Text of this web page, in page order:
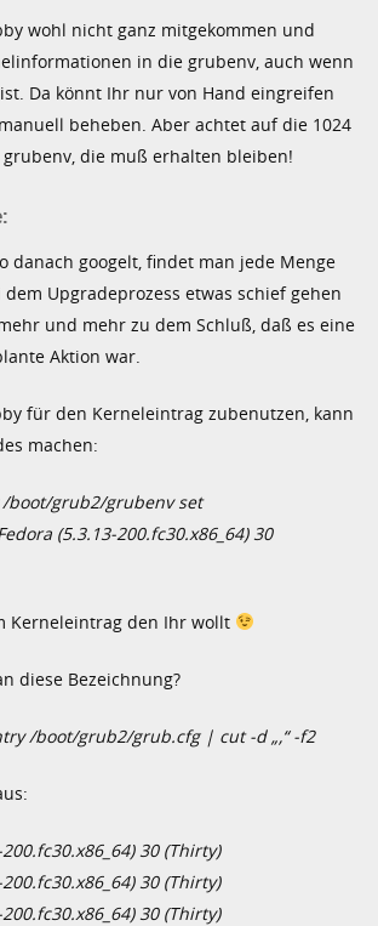
wohl nicht ganz mitgekommen und
in die grubenv, auch wenn
Da könnt Ihr nur von Hand eingreifen
beheben. Aber achtet auf die 1024
die muß erhalten bleiben!
danach googelt, findet man jede Menge
Upgradeprozess etwas schief gehen
und mehr zu dem Schluß, daß es eine
Aktion war.
für den Kerneleintrag zubenutzen, kann
machen:
boot/grub2/grubenv set
(5.3.13-200.fc30.x86_64) 30
Kerneleintrag den Ihr wollt
diese Bezeichnung?
/boot/grub2/grub.cfg | cut -d „‚“ -f2
30 (Thirty)
30 (Thirty)
30 (Thirty)